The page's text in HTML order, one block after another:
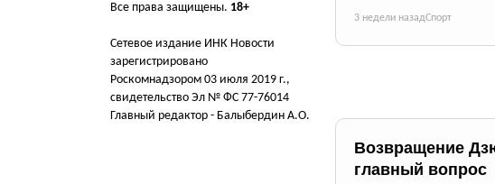
Все права защищены. 18+
Сетевое издание ИНК Новости
зарегистрировано
Роскомнадзором 03 июля 2019 г.,
свидетельство Эл № ФС 77-76014
Главный редактор - Балыбердин А.О.
3 недели назадСпорт
Возвращение
главный вопрос